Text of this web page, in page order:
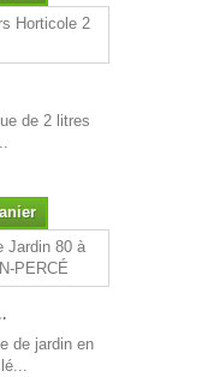
de 2 litres
de jardin en